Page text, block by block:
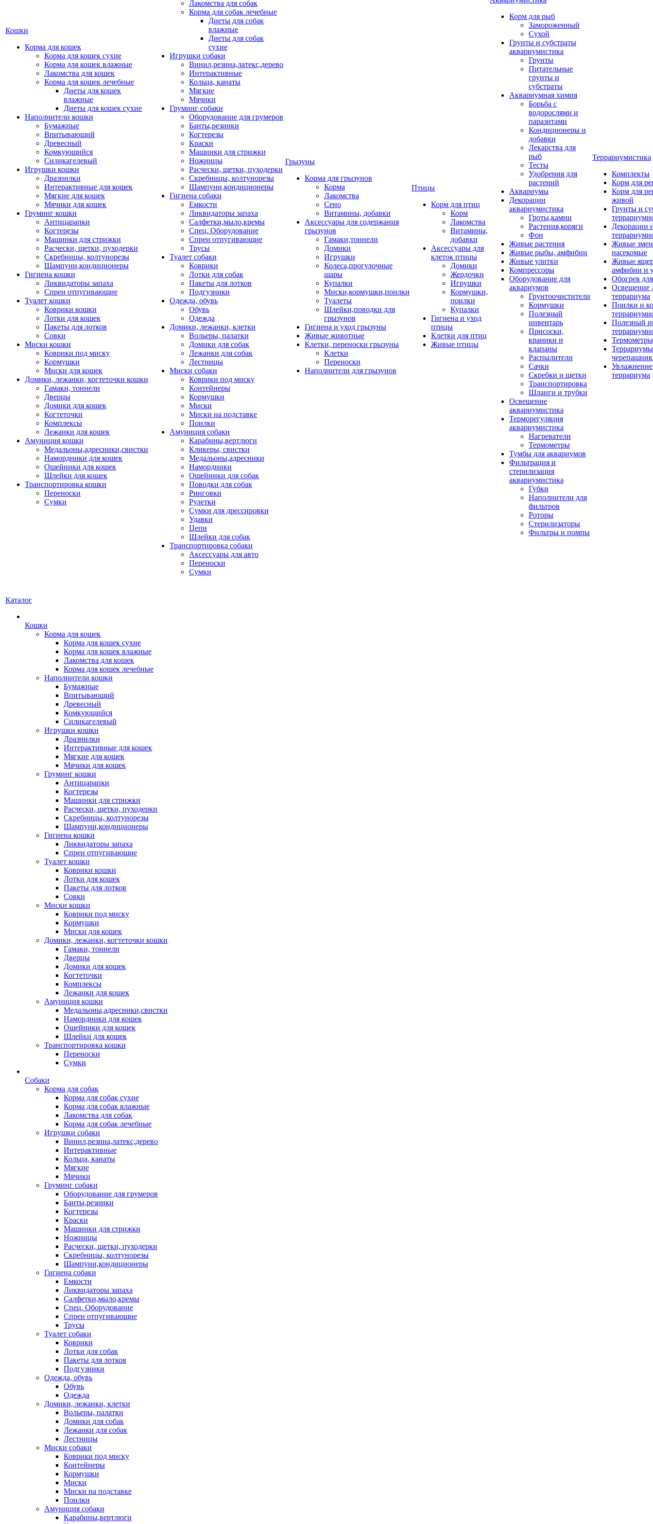
Кошки
Корма для кошек
Корма для кошек сухие
Корма для кошек влажные
Лакомства для кошек
Корма для кошек лечебные
Диеты для кошек
влажные
Диеты для кошек сухие
Наполнители кошки
Бумажные
Впитывающий
Древесный
Комкующийся
Силикагелевый
Игрушки кошки
Дразнилки
Интерактивные для кошек
Мягкие для кошек
Мячики для кошек
Груминг кошки
Антицарапки
Когтерезы
Машинки для стрижки
Расчески, щетки, пуходерки
Скребницы, колтунорезы
Шампуни,кондиционеры
Гигиена кошки
Ликвидаторы запаха
Спреи отпугивающие
Туалет кошки
Коврики кошки
Лотки для кошек
Пакеты для лотков
Совки
Миски кошки
Коврики под миску
Кормушки
Миски для кошек
Домики, лежанки, когтеточки кошки
Гамаки, тоннели
Дверцы
Домики для кошек
Когтеточки
Комплексы
Лежанки для кошек
Амуниция кошки
Медальоны,адресники,свистки
Намордники для кошек
Ошейники для кошек
Шлейки для кошек
Транспортировка кошки
Переноски
Сумки
Лакомства для собак
Корма для собак лечебные
Диеты для собак
влажные
Диеты для собак
сухие
Игрушки собаки
Винил,резина,латекс,дерево
Интерактивные
Кольца, канаты
Мягкие
Мячики
Груминг собаки
Оборудование для грумеров
Банты,резинки
Когтерезы
Краски
Машинки для стрижки
Ножницы
Расчески, щетки, пуходерки
Скребницы, колтунорезы
Шампуни,кондиционеры
Гигиена собаки
Емкости
Ликвидаторы запаха
Салфетки,мыло,кремы
Спец. Оборудование
Спреи отпугивающие
Трусы
Туалет собаки
Коврики
Лотки для собак
Пакеты для лотков
Подгузники
Одежда, обувь
Обувь
Одежда
Домики, лежанки, клетки
Вольеры, палатки
Домики для собак
Лежанки для собак
Лестницы
Миски собаки
Коврики под миску
Контейнеры
Кормушки
Миски
Миски на подставке
Поилки
Амуниция собаки
Карабины,вертлюги
Кликеры, свистки
Медальоны,адресники
Намордники
Ошейники для собак
Поводки для собак
Ринговки
Рулетки
Сумки для дрессировки
Удавки
Цепи
Шлейки для собак
Транспортировка собаки
Аксессуары для авто
Переноски
Сумки
Грызуны
Корма для грызунов
Корма
Лакомства
Сено
Витамины, добавки
Аксессуары для содержания
грызунов
Гамаки,тоннели
Домики
Игрушки
Колеса,прогулочные
шары
Купалки
Миски,кормушки,поилки
Туалеты
Шлейки,поводки для
грызунов
Гигиена и уход грызуны
Живые животные
Клетки, переноски грызуны
Клетки
Переноски
Наполнители для грызунов
Птицы
Корм для птиц
Корм
Лакомства
Витамины,
добавки
Аксессуары для
клеток птицы
Домики
Жердочки
Игрушки
Кормушки,
поилки
Купалки
Гигиена и уход
птицы
Клетки для птиц
Живые птицы
Корм для рыб
Замороженный
Сухой
Грунты и субстраты
аквариумистика
Грунты
Питательные
грунты и
субстраты
Аквариумная химия
Борьба с
водорослями и
паразитами
Кондиционеры и
добавки
Лекарства для
рыб
Тесты
Удобрения для
растений
Аквариумы
Декорации
аквариумистика
Гроты,камни
Растения,коряги
Фон
Живые растения
Живые рыбы, амфибии
Живые улитки
Компрессоры
Оборудование для
аквариумов
Грунтоочистители
Кормушки
Полезный
инвентарь
Присоски,
краники и
клапаны
Распылители
Сачки
Скребки и щетки
Транспортировка
Шланги и трубки
Освещение
аквариумистика
Терморегуляция
аквариумистика
Нагреватели
Термометры
Тумбы для аквариумов
Фильтрация и
стерилизация
аквариумистика
Губки
Наполнители для
фильтров
Роторы
Стерилизаторы
Фильтры и помпы
Террариумистика
Комплекты
Корм для
Корм для
живой
Грунты и
Декорации
Живые
насекомые
Живые
амфибии и
Обогрев
Освещение
террариума
Поилки и
Полезный
террариума
Каталог
Кошки
Корма для кошек
Корма для кошек сухие
Корма для кошек влажные
Лакомства для кошек
Корма для кошек лечебные
Наполнители кошки
Бумажные
Впитывающий
Древесный
Комкующийся
Силикагелевый
Игрушки кошки
Дразнилки
Интерактивные для кошек
Мягкие для кошек
Мячики для кошек
Груминг кошки
Антицарапки
Когтерезы
Машинки для стрижки
Расчески, щетки, пуходерки
Скребницы, колтунорезы
Шампуни,кондиционеры
Гигиена кошки
Ликвидаторы запаха
Спреи отпугивающие
Туалет кошки
Коврики кошки
Лотки для кошек
Пакеты для лотков
Совки
Миски кошки
Коврики под миску
Кормушки
Миски для кошек
Домики, лежанки, когтеточки кошки
Гамаки, тоннели
Дверцы
Домики для кошек
Когтеточки
Комплексы
Лежанки для кошек
Амуниция кошки
Медальоны,адресники,свистки
Намордники для кошек
Ошейники для кошек
Шлейки для кошек
Транспортировка кошки
Переноски
Сумки
Собаки
Корма для собак
Корма для собак сухие
Корма для собак влажные
Лакомства для собак
Корма для собак лечебные
Игрушки собаки
Винил,резина,латекс,дерево
Интерактивные
Кольца, канаты
Мягкие
Мячики
Груминг собаки
Оборудование для грумеров
Банты,резинки
Когтерезы
Краски
Машинки для стрижки
Ножницы
Расчески, щетки, пуходерки
Скребницы, колтунорезы
Шампуни,кондиционеры
Гигиена собаки
Емкости
Ликвидаторы запаха
Салфетки,мыло,кремы
Спец. Оборудование
Спреи отпугивающие
Трусы
Туалет собаки
Коврики
Лотки для собак
Пакеты для лотков
Подгузники
Одежда, обувь
Обувь
Одежда
Домики, лежанки, клетки
Вольеры, палатки
Домики для собак
Лежанки для собак
Лестницы
Миски собаки
Коврики под миску
Контейнеры
Кормушки
Миски
Миски на подставке
Поилки
Амуниция собаки
Карабины,вертлюги